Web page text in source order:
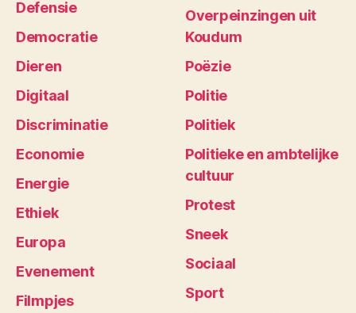
Defensie
Democratie
Dieren
Digitaal
Discriminatie
Economie
Energie
Ethiek
Europa
Evenement
Filmpjes
Overpeinzingen uit
Koudum
Poëzie
Politie
Politiek
Politieke en ambtelijke
cultuur
Protest
Sneek
Sociaal
Sport